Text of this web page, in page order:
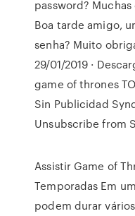
password?
Boa tarde amigo,
senha? Muito
29/01/2019 ·
game of thrones
Sin Publicidad
Unsubscribe from
Assistir Game of
Temporadas Em
podem durar